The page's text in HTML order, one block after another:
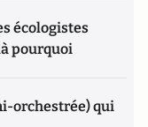
écologistes
pourquoi
orchestrée) qui